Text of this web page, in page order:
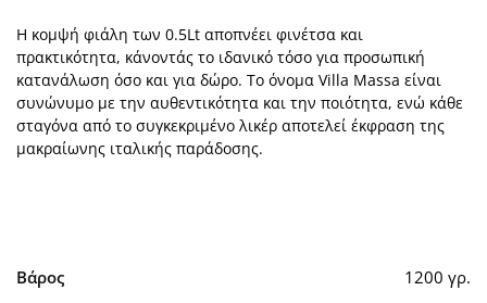
Η κομψή φιάλη των 0.5Lt αποπνέει φινέτσα και
πρακτικότητα, κάνοντάς το ιδανικό τόσο για προσωπική
κατανάλωση όσο και για δώρο. Το όνομα Villa Massa είναι
συνώνυμο με την αυθεντικότητα και την ποιότητα, ενώ κάθε
σταγόνα από το συγκεκριμένο λικέρ αποτελεί έκφραση της
μακραίωνης ιταλικής παράδοσης.
Βάρος 1200 γρ.